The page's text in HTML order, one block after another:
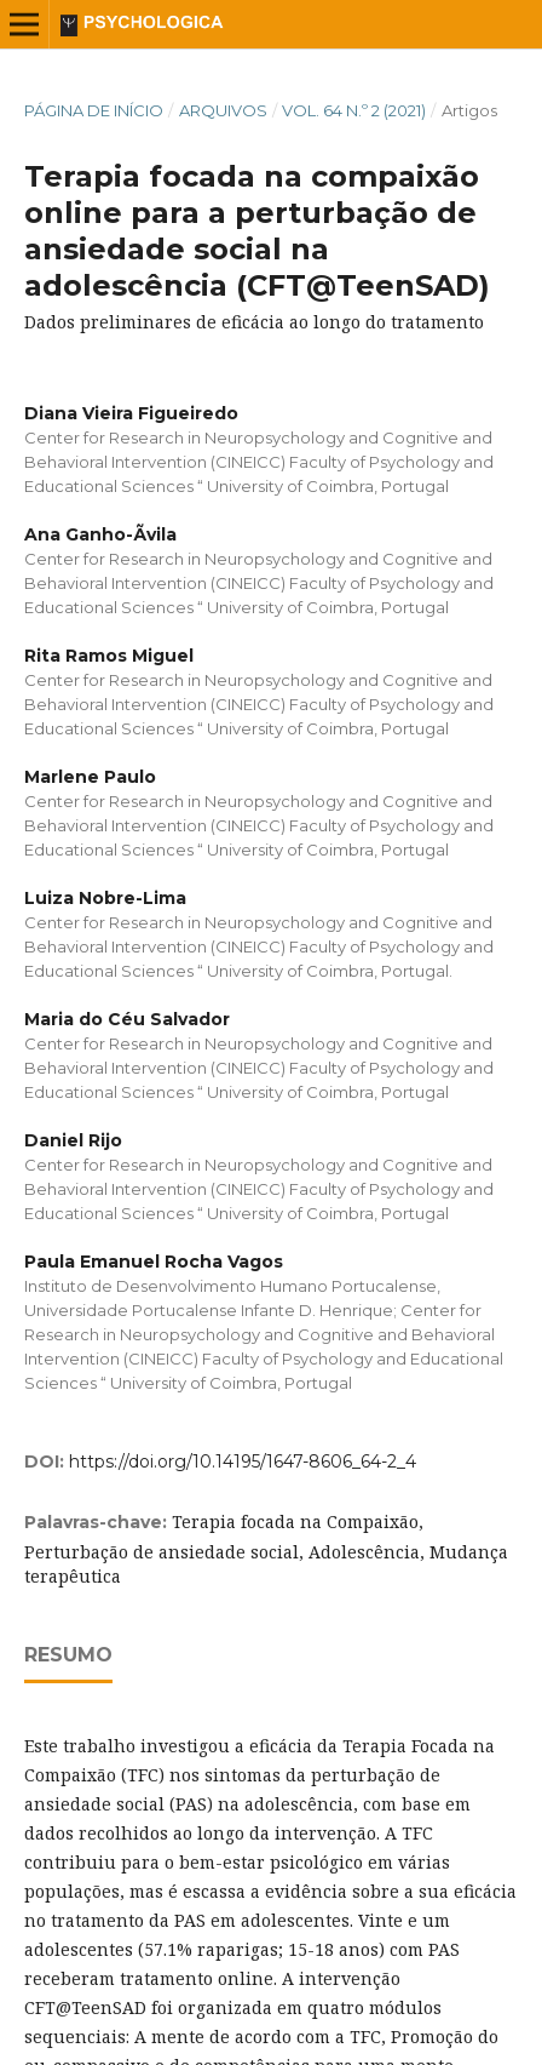
PÁGINA DE INÍCIO / ARQUIVOS / VOL. 64 N.º 2 (2021) / Artigos
Terapia focada na compaixão
online para a perturbação de
ansiedade social na
adolescência (CFT@TeenSAD)
Dados preliminares de eficácia ao longo do tratamento
Diana Vieira Figueiredo
Center for Research in Neuropsychology and Cognitive and
Behavioral Intervention (CINEICC) Faculty of Psychology and
Educational Sciences “ University of Coimbra, Portugal
Ana Ganho-Ãvila
Center for Research in Neuropsychology and Cognitive and
Behavioral Intervention (CINEICC) Faculty of Psychology and
Educational Sciences “ University of Coimbra, Portugal
Rita Ramos Miguel
Center for Research in Neuropsychology and Cognitive and
Behavioral Intervention (CINEICC) Faculty of Psychology and
Educational Sciences “ University of Coimbra, Portugal
Marlene Paulo
Center for Research in Neuropsychology and Cognitive and
Behavioral Intervention (CINEICC) Faculty of Psychology and
Educational Sciences “ University of Coimbra, Portugal
Luiza Nobre-Lima
Center for Research in Neuropsychology and Cognitive and
Behavioral Intervention (CINEICC) Faculty of Psychology and
Educational Sciences “ University of Coimbra, Portugal.
Maria do Céu Salvador
Center for Research in Neuropsychology and Cognitive and
Behavioral Intervention (CINEICC) Faculty of Psychology and
Educational Sciences “ University of Coimbra, Portugal
Daniel Rijo
Center for Research in Neuropsychology and Cognitive and
Behavioral Intervention (CINEICC) Faculty of Psychology and
Educational Sciences “ University of Coimbra, Portugal
Paula Emanuel Rocha Vagos
Instituto de Desenvolvimento Humano Portucalense,
Universidade Portucalense Infante D. Henrique; Center for
Research in Neuropsychology and Cognitive and Behavioral
Intervention (CINEICC) Faculty of Psychology and Educational
Sciences “ University of Coimbra, Portugal
DOI: https://doi.org/10.14195/1647-8606_64-2_4
Palavras-chave: Terapia focada na Compaixão,
Perturbação de ansiedade social, Adolescência, Mudança
terapêutica
RESUMO
Este trabalho investigou a eficácia da Terapia Focada na
Compaixão (TFC) nos sintomas da perturbação de
ansiedade social (PAS) na adolescência, com base em
dados recolhidos ao longo da intervenção. A TFC
contribuiu para o bem-estar psicológico em várias
populações, mas é escassa a evidência sobre a sua eficácia
no tratamento da PAS em adolescentes. Vinte e um
adolescentes (57.1% raparigas; 15-18 anos) com PAS
receberam tratamento online. A intervenção
CFT@TeenSAD foi organizada em quatro módulos
sequenciais: A mente de acordo com a TFC, Promoção do